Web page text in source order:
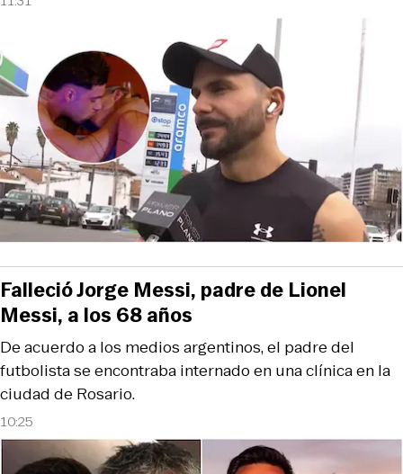
10:25
De acuerdo a los medios argentinos, el padre del
futbolista se encontraba internado en una clínica en la
ciudad de Rosario.
Falleció Jorge Messi, padre de Lionel
Messi, a los 68 años